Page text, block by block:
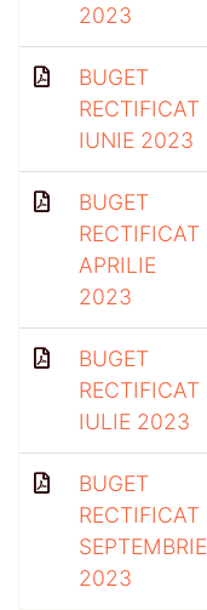
2023
BUGET
RECTIFICAT
IUNIE 2023
BUGET
RECTIFICAT
APRILIE
2023
BUGET
RECTIFICAT
IULIE 2023
BUGET
RECTIFICAT
SEPTEMBRIE
2023